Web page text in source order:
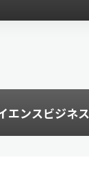
エンスビジネス